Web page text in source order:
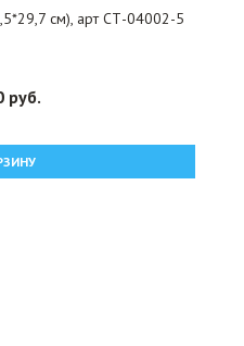
см), арт СТ-04002-5
руб.